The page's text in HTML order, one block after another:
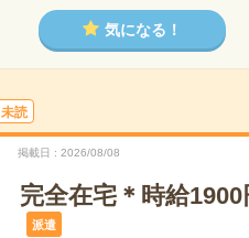
気になる！
未読
掲載日 2026/08/08
完全在宅＊時給
派遣